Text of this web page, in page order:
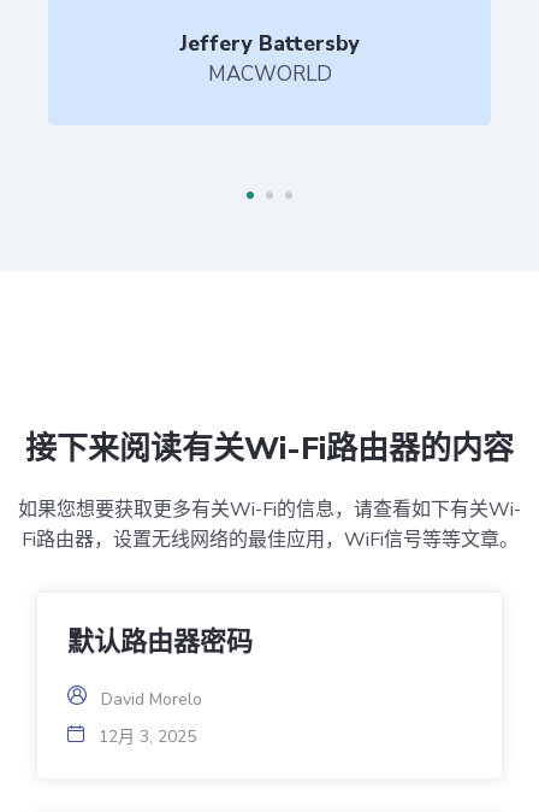
Jeffery Battersby
MACWORLD
接下来阅读有关Wi-Fi路由器的内容
如果您想要获取更多有关Wi-Fi的信息，请查看如下有关Wi-
Fi路由器，设置无线网络的最佳应用，WiFi信号等等文章。
默认路由器密码
David Morelo
12月 3, 2025